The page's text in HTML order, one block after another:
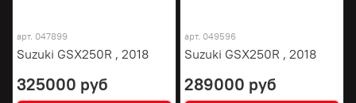
арт. 047899
Suzuki GSX250R , 2018
325000 руб
арт. 049596
Suzuki GSX250R , 2018
289000 руб